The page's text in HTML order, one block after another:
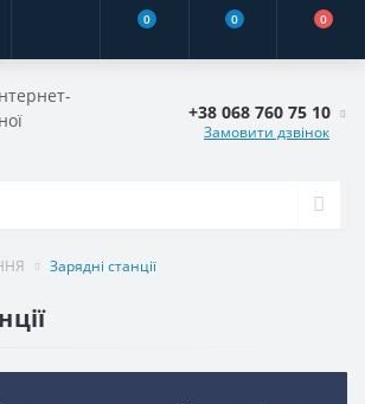
0 0 0
+38 068 760 75 10
Замовити дзвінок
Зарядні станції